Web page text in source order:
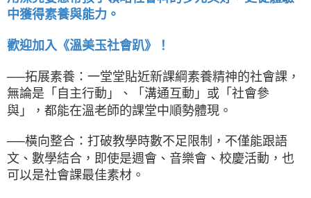
中獲得素養與能力。
歡迎加入《溫美玉社會趴》！
──拓展素養：一堂堂貼近新課綱素養精神的社會課，
無論是「自主行動」、「溝通互動」或「社會參
與」，都能在溫老師的課堂中順勢體現。
──橫向整合：打破教學時數不足限制，不僅能跟語
文、數學結合，即使是週會、音樂會、校慶活動，也
可以是社會課最佳素材。